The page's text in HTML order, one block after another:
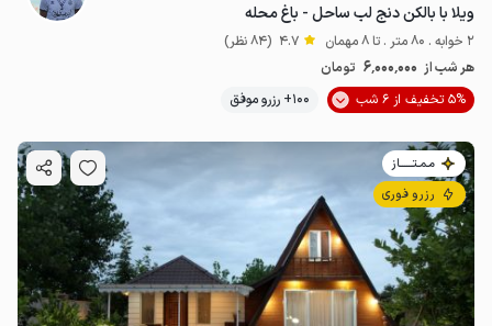
ویلا با بالکن دنج لب ساحل - باغ محله
2 خوابه . 80 متر . تا 8 مهمان 4.7 (84 نظر)
هر شب از 6٬000٬000 تومان
5% تخفیف از 6 شب
100+ رزرو موفق
مـمـتــــــاز
رزرو فوری